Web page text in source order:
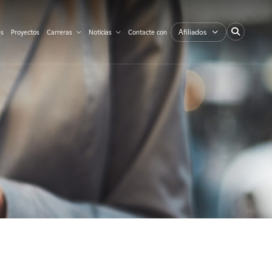
Proyectos Carreras Noticias Contacte con Afiliados